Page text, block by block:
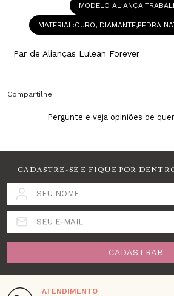
Par de Alianças Lulean Forever
MODELO ALIANÇA
MATERIAL OURO, DIAMANTE,PEDRA
Compartilhe:
Pergunte e veja opiniões de
CADASTRE-SE E FIQUE POR
SEU NOME
SEU E-MAIL
CADASTRAR
ATENDIMENTO